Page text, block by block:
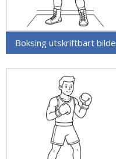
Boksing utskriftbart bilde